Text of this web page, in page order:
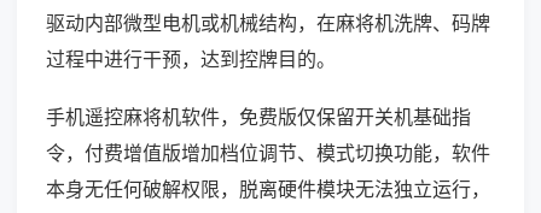
驱动内部微型电机或机械结构，在麻将机洗牌、码牌
过程中进行干预，达到控牌目的。
手机遥控麻将机软件，免费版仅保留开关机基础指
令，付费增值版增加档位调节、模式切换功能，软件
本身无任何破解权限，脱离硬件模块无法独立运行，